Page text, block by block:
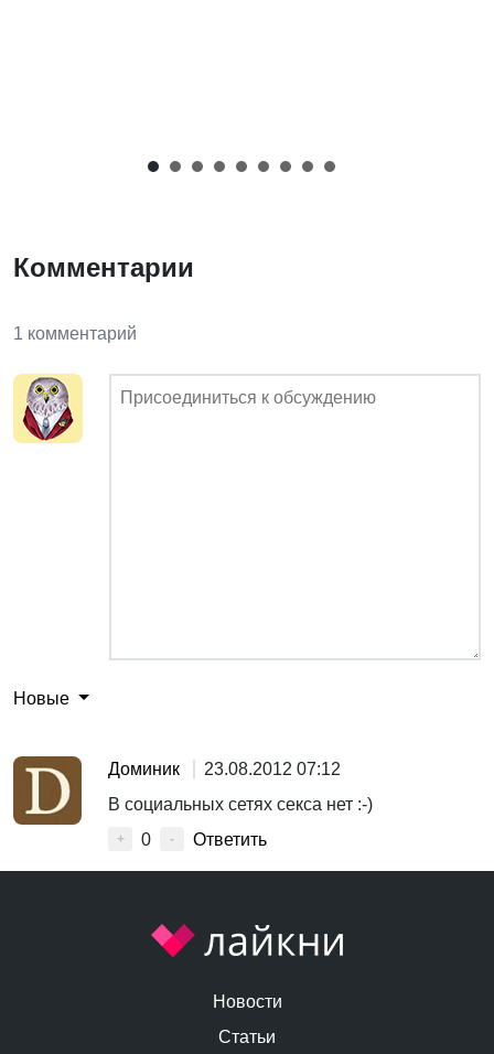
Комментарии
1 комментарий
Новые
Доминик
23.08.2012 07:12
В социальных сетях секса нет :-)
+ 0 - Ответить
Новости
Статьи